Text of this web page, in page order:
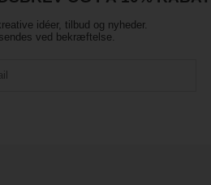
idéer, tilbud og nyheder.
ved bekræftelse.